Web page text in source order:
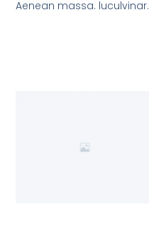
Aenean massa. luculvinar.